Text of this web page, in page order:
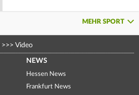
MEHR SPORT
>>> Video
NEWS
Hessen News
Frankfurt News